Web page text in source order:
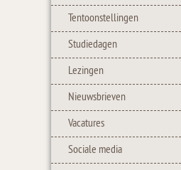
Tentoonstellingen
Studiedagen
Lezingen
Nieuwsbrieven
Vacatures
Sociale media